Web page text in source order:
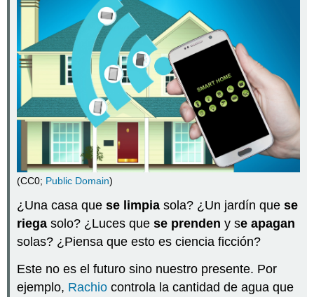
casa
Presentación
del
"se"
y
sus
usos
A
ver…
¿Cuándo
lo
El
"se"
reflexivo
"se"
recíproco
(CC0; Public Domain)
¿Una casa quese limpia sola? ¿Un jardín quese
riega solo? ¿Luces quese prenden y se apagan
solas? ¿Piensa que esto es ciencia ficción?
Este no es el futuro sino nuestro presente. Por
ejemplo, Rachio controla la cantidad de agua que